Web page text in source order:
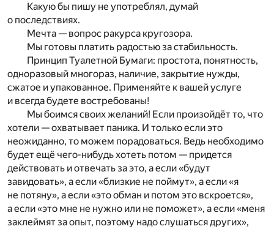
Какую бы пишу не употреблял, думай
о последствиях.
Мечта — вопрос ракурса кругозора.
Мы готовы платить радостью за стабильность.
Принцип Туалетной Бумаги: простота, понятность,
одноразовый многораз, наличие, закрытие нужды,
сжатое и упакованное. Применяйте к вашей услуге
и всегда будете востребованы!
Мы боимся своих желаний! Если произойдёт то, что
хотели — охватывает паника. И только если это
неожиданно, то можем порадоваться. Ведь необходимо
будет ещё чего-нибудь хотеть потом — придется
действовать и отвечать за это, а если «будут
завидовать», а если «близкие не поймут», а если «я
не потяну», а если «это обман и потом это вскроется»,
а если «это мне не нужно или не поможет», а если «меня
заклеймят за опыт, поэтому надо слушаться других»,